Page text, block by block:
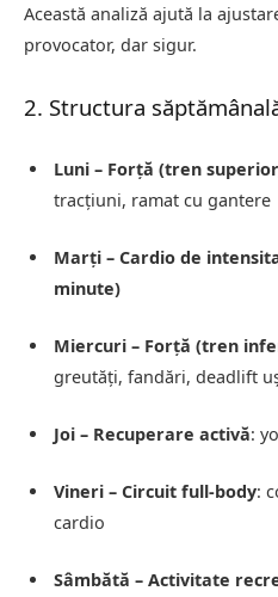
Această analiză ajută la
provocator, dar sigur.
2. Structura
Luni – Forță (tren
tracțiuni, ramat cu gantere
Marți – Cardio de
minute)
Miercuri – Forță (tren
greutăți, fandări, deadlift
Joi – Recuperare activă:
Vineri – Circuit full-body:
cardio
Sâmbătă – Activitate